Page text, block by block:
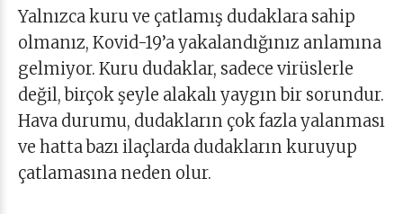
Yalnızca kuru ve çatlamış dudaklara sahip
olmanız, Kovid-19’a yakalandığınız anlamına
gelmiyor. Kuru dudaklar, sadece virüslerle
değil, birçok şeyle alakalı yaygın bir sorundur.
Hava durumu, dudakların çok fazla yalanması
ve hatta bazı ilaçlarda dudakların kuruyup
çatlamasına neden olur.